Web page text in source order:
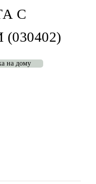
С
на дому